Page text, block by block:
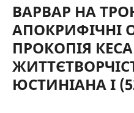
ВАРВАР НА
АПОКРИФІЧНІ
ПРОКОПІЯ
ЮСТИНІАНА І